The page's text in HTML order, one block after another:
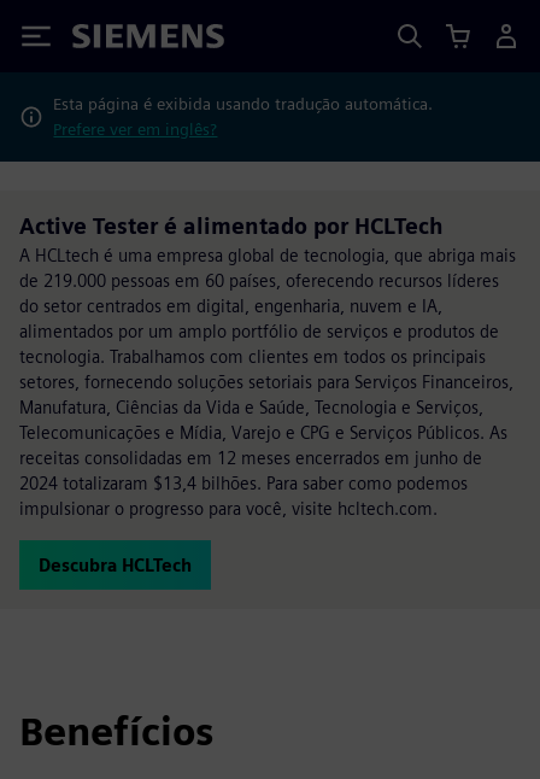
Siemens
Esta página é exibida usando tradução automática.
Prefere ver em inglês?
Active Tester é alimentado por HCLTech
A HCLtech é uma empresa global de tecnologia, que abriga mais
de 219.000 pessoas em 60 países, oferecendo recursos líderes
do setor centrados em digital, engenharia, nuvem e IA,
alimentados por um amplo portfólio de serviços e produtos de
tecnologia. Trabalhamos com clientes em todos os principais
setores, fornecendo soluções setoriais para Serviços Financeiros,
Manufatura, Ciências da Vida e Saúde, Tecnologia e Serviços,
Telecomunicações e Mídia, Varejo e CPG e Serviços Públicos. As
receitas consolidadas em 12 meses encerrados em junho de
2024 totalizaram $13,4 bilhões. Para saber como podemos
impulsionar o progresso para você, visite hcltech.com.
Descubra HCLTech
Benefícios